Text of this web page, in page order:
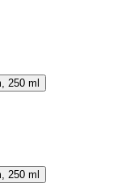
250 ml
250 ml